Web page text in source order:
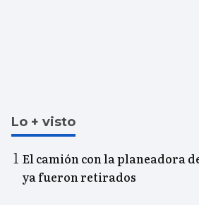
Lo + visto
El camión con la planeadora
ya fueron retirados